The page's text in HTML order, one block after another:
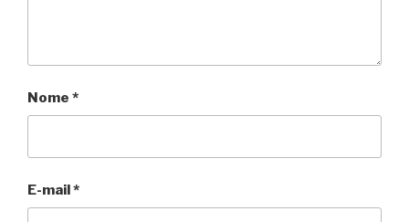
Nome *
E-mail*